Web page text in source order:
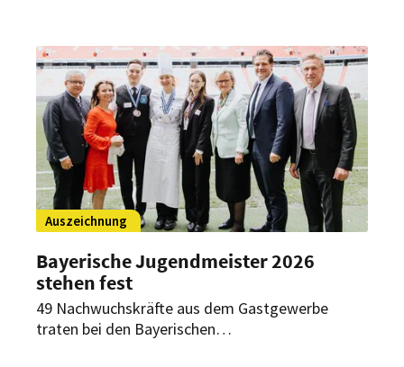
das die Ausbildungsqualität und das
Engagement für junge Nachwuchskräfte
würdigt.
Auszeichnung
Bayerische Jugendmeister 2026
stehen fest
49 Nachwuchskräfte aus dem Gastgewerbe
traten bei den Bayerischen